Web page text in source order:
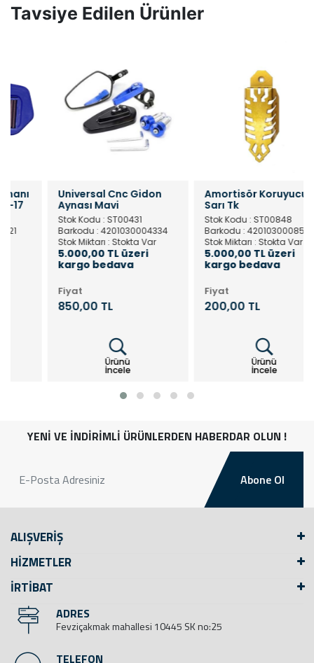
Tavsiye Edilen Ürünler
Universal Cnc Gidon
Aynası Mavi
Stok Kodu : ST00431
Barkodu : 4201030004334
Stok Miktarı : Stokta Var
5.000,00 TL üzeri
kargo bedava
850,00 TL
Amortisör Koruyucu
Stok Kodu : ST00848
Barkodu : 4201030008509
Stok Miktarı : Stokta Var
5.000,00 TL üzeri
kargo bedava
200,00 TL
YENİ VE İNDİRİMLİ ÜRÜNLERDEN HABERDAR OLUN !
Abone Ol
ALIŞVERİŞ
HİZMETLER
İRTİBAT
ADRES
Fevziçakmak mahallesi 10445 SK no:25
TELEFON